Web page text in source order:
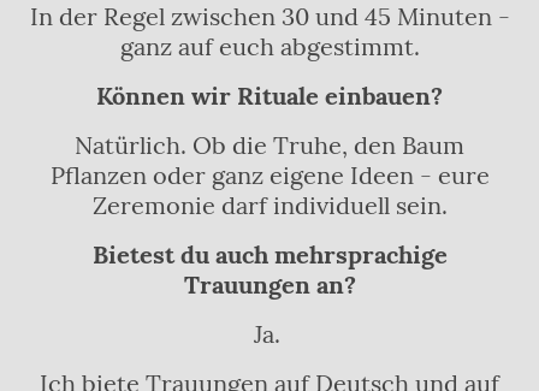
In der Regel zwischen 30 und 45 Minuten -
ganz auf euch abgestimmt.
Können wir Rituale einbauen?
Natürlich. Ob die Truhe, den Baum
Pflanzen oder ganz eigene Ideen - eure
Zeremonie darf individuell sein.
Bietest du auch mehrsprachige
Trauungen an?
Ja.
Ich biete Trauungen auf Deutsch und auf